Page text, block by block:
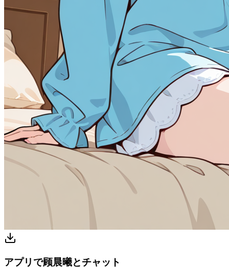
アプリで顾晨曦とチャット